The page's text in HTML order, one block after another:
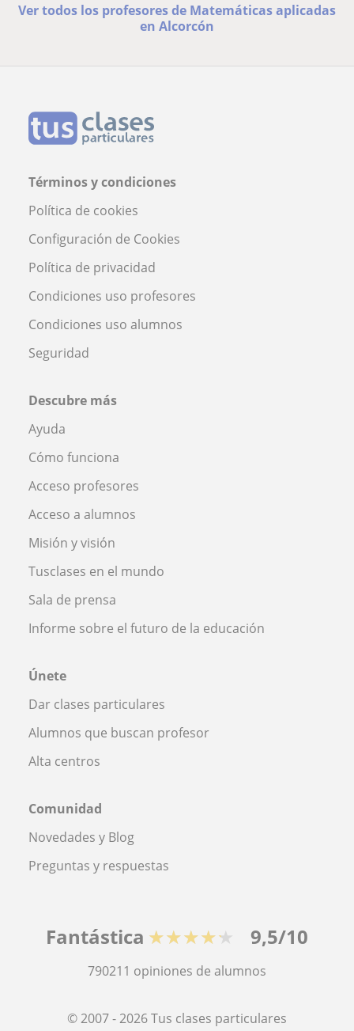
Ver todos los profesores de Matemáticas aplicadas
en Alcorcón
Términos y condiciones
Política de cookies
Configuración de Cookies
Política de privacidad
Condiciones uso profesores
Condiciones uso alumnos
Seguridad
Descubre más
Ayuda
Cómo funciona
Acceso profesores
Acceso a alumnos
Misión y visión
Tusclases en el mundo
Sala de prensa
Informe sobre el futuro de la educación
Únete
Dar clases particulares
Alumnos que buscan profesor
Alta centros
Comunidad
Novedades y Blog
Preguntas y respuestas
Fantástica ★★★★★ 9,5/10
790211 opiniones de alumnos
© 2007 - 2026 Tus clases particulares